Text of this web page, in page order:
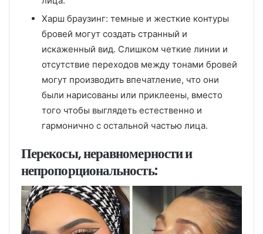
Харш браузинг: темные и жесткие контуры
бровей могут создать странный и
искаженный вид. Слишком четкие линии и
отсутствие переходов между тонами бровей
могут производить впечатление, что они
были нарисованы или приклеены, вместо
того чтобы выглядеть естественно и
гармонично с остальной частью лица.
Перекосы, неравномерности и
непропорциональность: